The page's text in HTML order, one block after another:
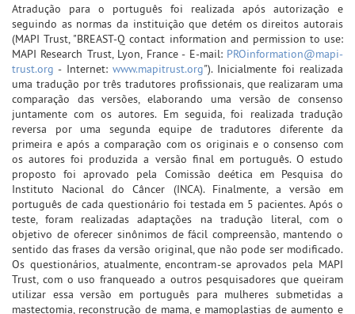
Atradução para o português foi realizada após autorização e
seguindo as normas da instituição que detém os direitos autorais
(MAPI Trust, "BREAST-Q contact information and permission to use:
MAPI Research Trust, Lyon, France - E-mail: PROinformation@mapi-
trust.org - Internet: www.mapitrust.org"). Inicialmente foi realizada
uma tradução por três tradutores profissionais, que realizaram uma
comparação das versões, elaborando uma versão de consenso
juntamente com os autores. Em seguida, foi realizada tradução
reversa por uma segunda equipe de tradutores diferente da
primeira e após a comparação com os originais e o consenso com
os autores foi produzida a versão final em português. O estudo
proposto foi aprovado pela Comissão deética em Pesquisa do
Instituto Nacional do Câncer (INCA). Finalmente, a versão em
português de cada questionário foi testada em 5 pacientes. Após o
teste, foram realizadas adaptações na tradução literal, com o
objetivo de oferecer sinônimos de fácil compreensão, mantendo o
sentido das frases da versão original, que não pode ser modificado.
Os questionários, atualmente, encontram-se aprovados pela MAPI
Trust, com o uso franqueado a outros pesquisadores que queiram
utilizar essa versão em português para mulheres submetidas a
mastectomia, reconstrução de mama, e mamoplastias de aumento e